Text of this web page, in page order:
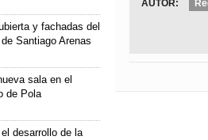
AUTOR:
y fachadas del
Santiago Arenas
sala en el
de Pola
desarrollo de la